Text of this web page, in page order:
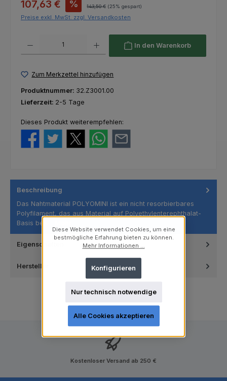
107,63 € % Regulärer Preis:
143,50 € (25% gespart)
Preise exkl. MwSt. zzgl. Versandkosten
In den Warenkorb
Zum Merkzettel hinzufügen
Produktnummer: 32.Z3001.00
Lieferzeit: 2-5 Tage
Dieses Produkt weiterempfehlen:
Beschreibung
Das Nahtmaterial POLYOMINI ist ein nicht resorbierbares
Polyfilament, das aus Material auf Polyethylenterephthalat-
Basis bes…
Eigenschaften
Hersteller
Kostenloser Versand ab 250 €
Diese Website verwendet Cookies, um eine
bestmögliche Erfahrung bieten zu können.
Mehr Informationen ...
Nur technisch notwendige
Konfigurieren
Alle Cookies akzeptieren